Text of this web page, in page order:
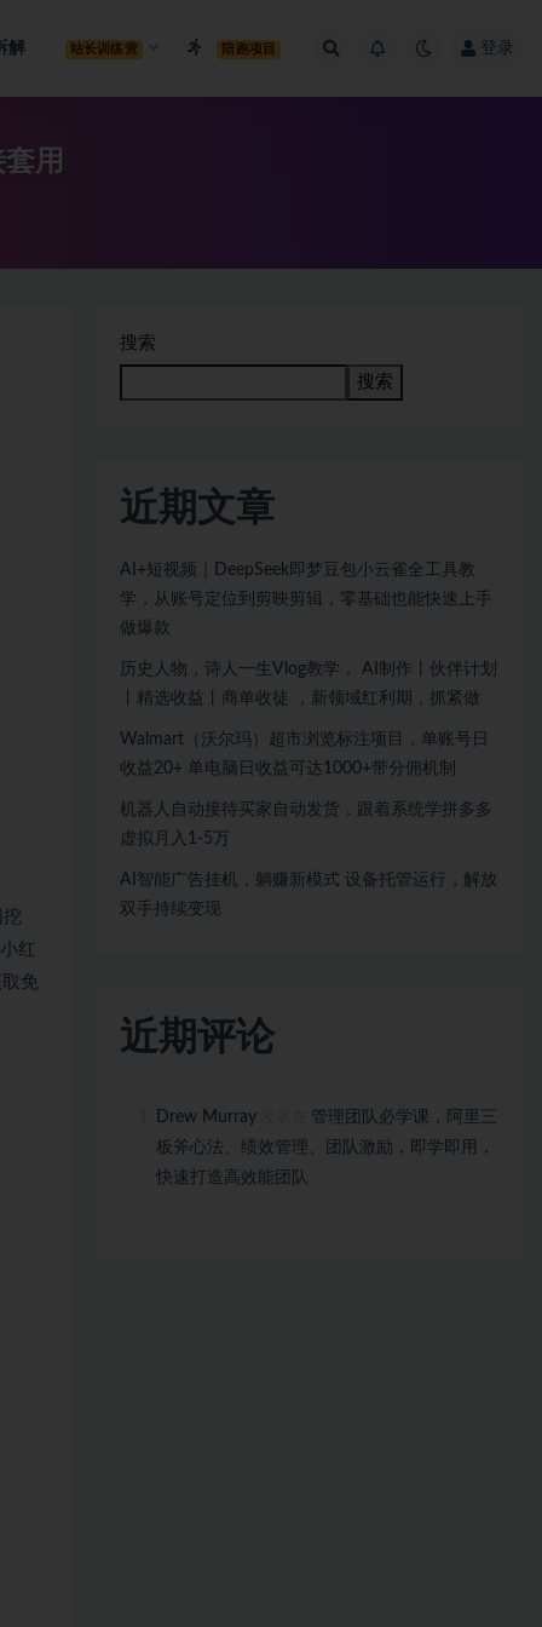
解 站长训练营 陪跑项目 登录
用
红
免
搜索
搜索
近期文章
AI+短视频｜DeepSeek即梦豆包小云雀全工具教
学，从账号定位到剪映剪辑，零基础也能快速上手
做爆款
历史人物，诗人一生Vlog教学， AI制作丨伙伴计划
丨精选收益丨商单收徒 ，新领域红利期，抓紧做
Walmart（沃尔玛）超市浏览标注项目，单账号日
收益20+ 单电脑日收益可达1000+带分佣机制
机器人自动接待买家自动发货，跟着系统学拼多多
虚拟月入1-5万
AI智能广告挂机，躺赚新模式 设备托管运行，解放
双手持续变现
近期评论
Drew Murray
管理团队必学课，阿里三
板斧心法、绩效管理、团队激励，即学即用，
快速打造高效能团队